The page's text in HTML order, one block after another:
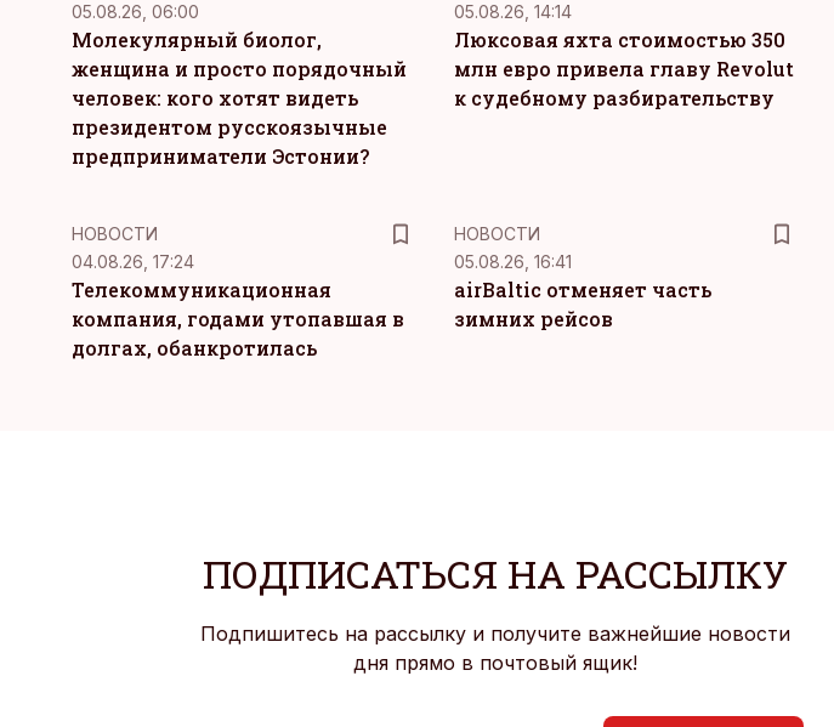
05.08.26, 06:00
Молекулярный биолог,
женщина и просто порядочный
человек: кого хотят видеть
президентом русскоязычные
предприниматели Эстонии?
05.08.26, 14:14
Люксовая яхта стоимостью 350
млн евро привела главу Revolut
к судебному разбирательству
НОВОСТИ
04.08.26, 17:24
Телекоммуникационная
компания, годами утопавшая в
долгах, обанкротилась
НОВОСТИ
05.08.26, 16:41
airBaltic отменяет часть
зимних рейсов
ПОДПИСАТЬСЯ НА РАССЫЛКУ
Подпишитесь на рассылку и получите важнейшие новости
дня прямо в почтовый ящик!